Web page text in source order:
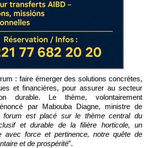
et financières, pour assurer au secteur
durable. Le thème, volontairement
par Mabouba Diagne, ministre de
forum est placé sur le thème central du
et durable de la filière horticole, un
avec force et pertinence, notre quête de
et de prospérité”.